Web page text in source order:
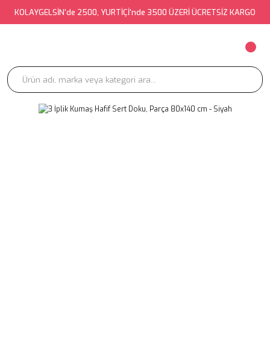
KOLAYGELSİN'de 2500, YURTİÇİ'nde 3500 ÜZERİ ÜCRETSİZ KARGO